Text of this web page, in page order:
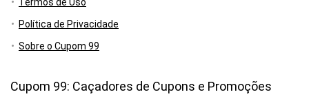
Termos de Uso
Política de Privacidade
Sobre o Cupom 99
Cupom 99: Caçadores de Cupons e Promoções